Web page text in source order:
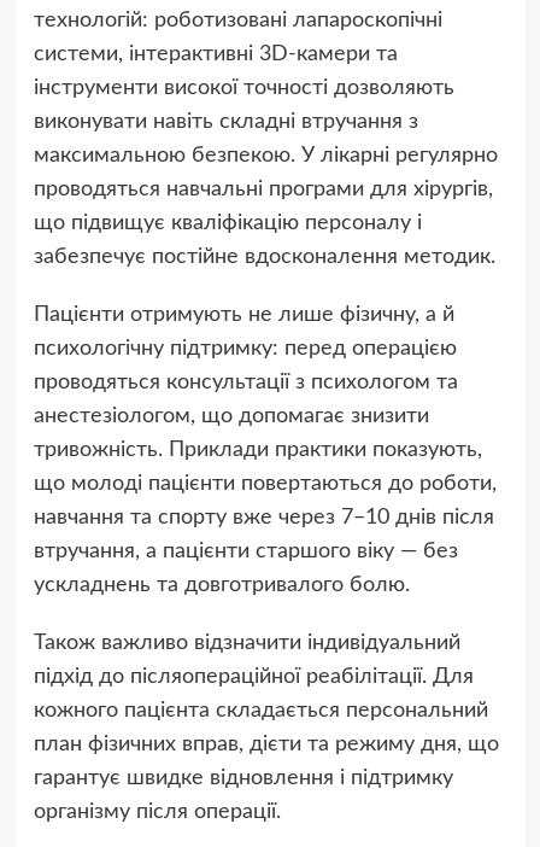
технологій: роботизовані лапароскопічні
системи, інтерактивні 3D-камери та
інструменти високої точності дозволяють
виконувати навіть складні втручання з
максимальною безпекою. У лікарні регулярно
проводяться навчальні програми для хірургів,
що підвищує кваліфікацію персоналу і
забезпечує постійне вдосконалення методик.
Пацієнти отримують не лише фізичну, а й
психологічну підтримку: перед операцією
проводяться консультації з психологом та
анестезіологом, що допомагає знизити
тривожність. Приклади практики показують,
що молоді пацієнти повертаються до роботи,
навчання та спорту вже через 7–10 днів після
втручання, а пацієнти старшого віку — без
ускладнень та довготривалого болю.
Також важливо відзначити індивідуальний
підхід до післяопераційної реабілітації. Для
кожного пацієнта складається персональний
план фізичних вправ, дієти та режиму дня, що
гарантує швидке відновлення і підтримку
організму після операції.